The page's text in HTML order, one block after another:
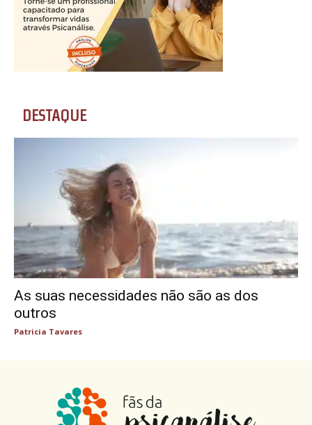
DESTAQUE
As suas necessidades não são as dos
outros
Patricia Tavares